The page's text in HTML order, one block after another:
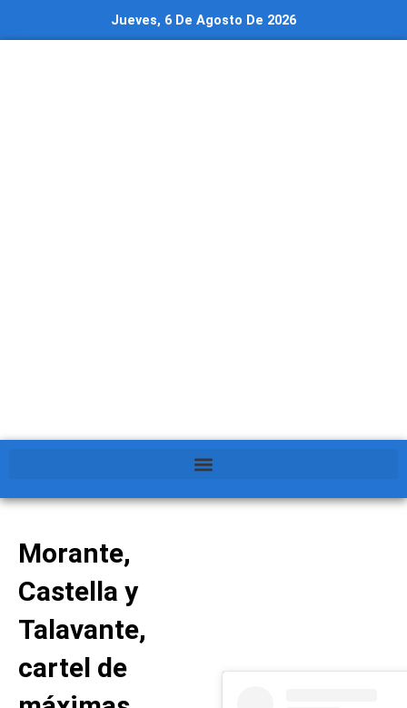
Jueves, 6 De Agosto De 2026
Morante,
Castella y
Talavante,
cartel de